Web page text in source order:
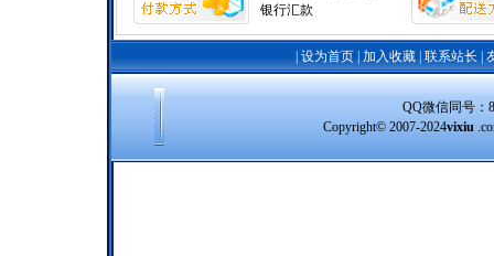
银行汇款
设为首页| 加入收藏| 联系站长
QQ微信同号：
Copyright© 2007-2024vixiu